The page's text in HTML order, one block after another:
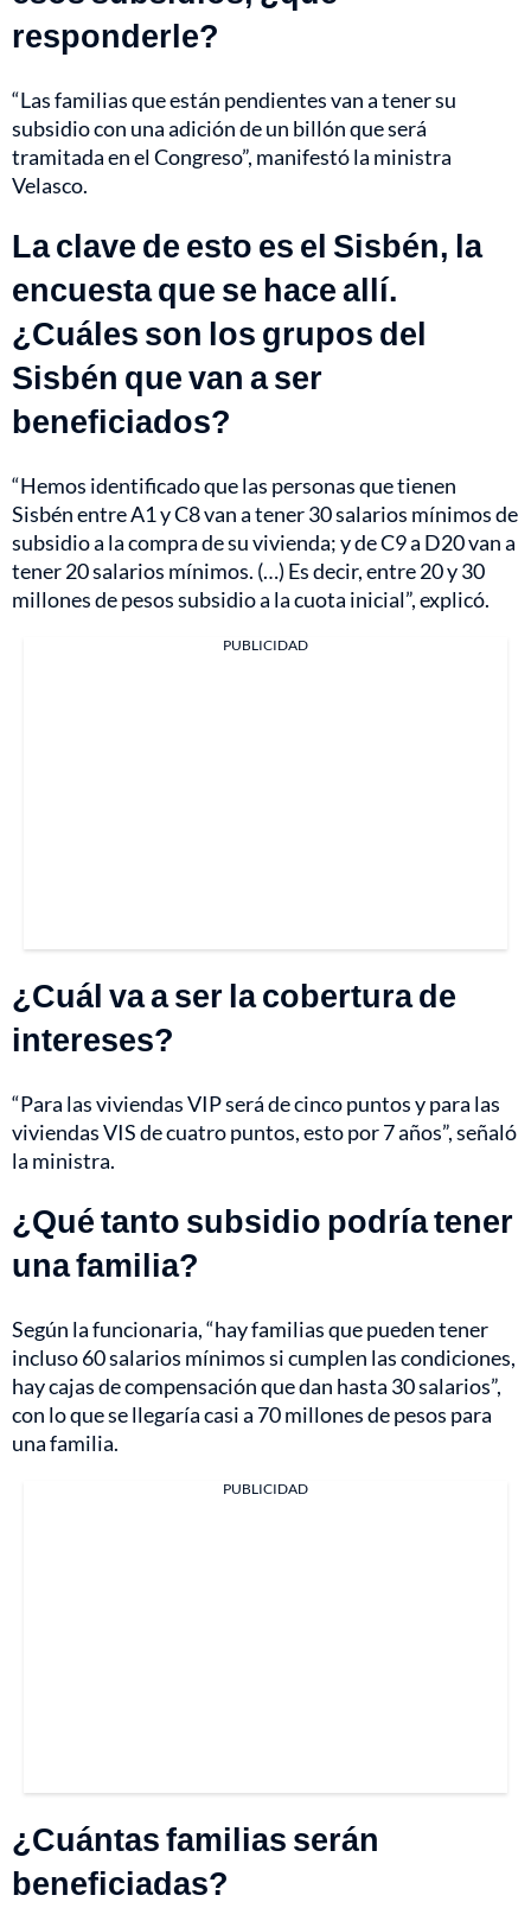
responderle?
“Las familias que están pendientes van a tener su
subsidio con una adición de un billón que será
tramitada en el Congreso”, manifestó la ministra
Velasco.
La clave de esto es el Sisbén, la
encuesta que se hace allí.
¿Cuáles son los grupos del
Sisbén que van a ser
beneficiados?
“Hemos identificado que las personas que tienen
Sisbén entre A1 y C8 van a tener 30 salarios mínimos de
subsidio a la compra de su vivienda; y de C9 a D20 van a
tener 20 salarios mínimos. (…) Es decir, entre 20 y 30
millones de pesos subsidio a la cuota inicial”, explicó.
PUBLICIDAD
¿Cuál va a ser la cobertura de
intereses?
“Para las viviendas VIP será de cinco puntos y para las
viviendas VIS de cuatro puntos, esto por 7 años”, señaló
la ministra.
¿Qué tanto subsidio podría tener
una familia?
Según la funcionaria, “hay familias que pueden tener
incluso 60 salarios mínimos si cumplen las condiciones,
hay cajas de compensación que dan hasta 30 salarios”,
con lo que se llegaría casi a 70 millones de pesos para
una familia.
PUBLICIDAD
¿Cuántas familias serán
beneficiadas?